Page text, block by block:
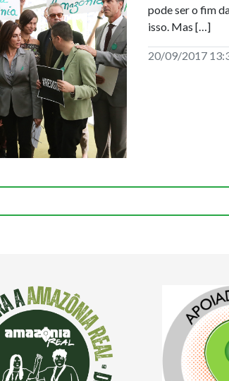
pode ser o fim
isso. Mas […]
20/09/2017